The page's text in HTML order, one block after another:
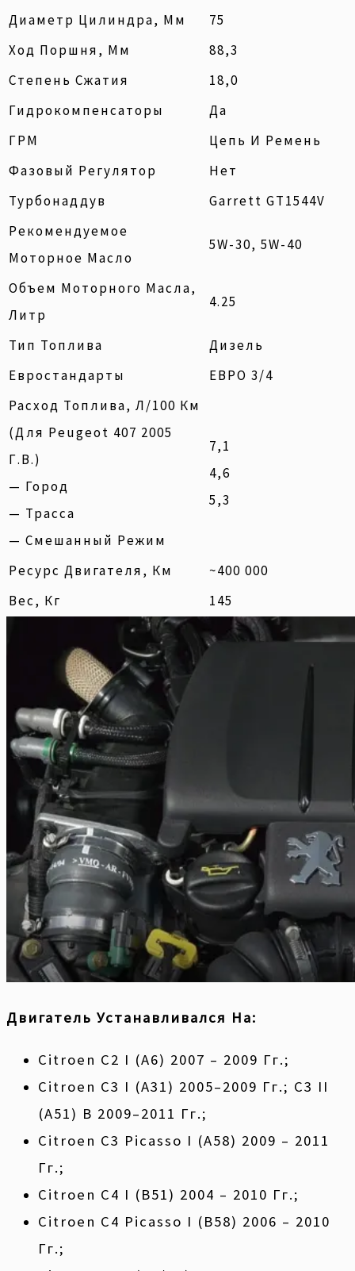
Диаметр Цилиндра, Мм
75
Ход Поршня, Мм
88,3
Степень Сжатия
18,0
Гидрокомпенсаторы
Да
ГРМ
Цепь И Ремень
Фазовый Регулятор
Нет
Турбонаддув
Garrett GT1544V
Рекомендуемое
Моторное Масло
5W-30, 5W-40
Объем Моторного Масла,
Литр
4.25
Тип Топлива
Дизель
Евростандарты
ЕВРО 3/4
Расход Топлива, Л/100 Км
(для Peugeot 407 2005
Г.в.)
— Город
— Трасса
— Смешанный Режим
7,1
4,6
5,3
Ресурс Двигателя, Км
~400 000
Вес, Кг
145
Двигатель Устанавливался На:
Citroen С2 I (А6) 2007 – 2009 Гг.;
Citroen С3 I (А31) 2005–2009 Гг.; С3 II
(А51) В 2009–2011 Гг.;
Citroen C3 Picasso I (A58) 2009 – 2011
Гг.;
Citroen C4 I (B51) 2004 – 2010 Гг.;
Citroen C4 Picasso I (B58) 2006 – 2010
Гг.;